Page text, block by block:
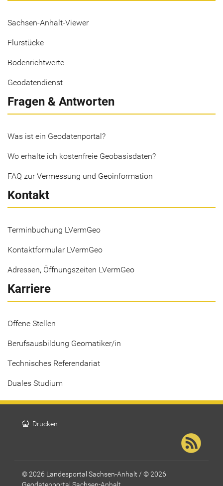
Sachsen-Anhalt-Viewer
Flurstücke
Bodenrichtwerte
Geodatendienst
Fragen & Antworten
Was ist ein Geodatenportal?
Wo erhalte ich kostenfreie Geobasisdaten?
FAQ zur Vermessung und Geoinformation
Kontakt
Terminbuchung LVermGeo
Kontaktformular LVermGeo
Adressen, Öffnungszeiten LVermGeo
Karriere
Offene Stellen
Berufsausbildung Geomatiker/in
Technisches Referendariat
Duales Studium
print Drucken
© 2026 Landesportal Sachsen-Anhalt / © 2026